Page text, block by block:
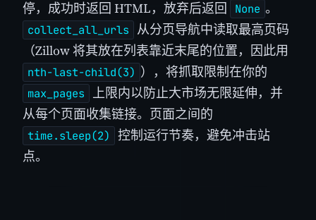
停，成功时返回 HTML，放弃后返回
None 。
collect_all_urls
从分页导航中读取最高页码
（Zillow 将其放在列表靠近末尾的位置，因此用
nth-last-child(3) ），将抓取限制在你的
max_pages
上限内以防止大市场无限延伸，并
从每个页面收集链接。页面之间的
time.sleep(2)
控制运行节奏，避免冲击站
点。